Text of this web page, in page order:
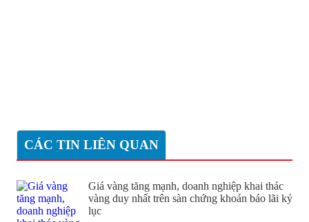
CÁC TIN LIÊN QUAN
Giá vàng tăng mạnh, doanh nghiệp khai thác
vàng duy nhất trên sàn chứng khoán báo lãi kỷ
lục